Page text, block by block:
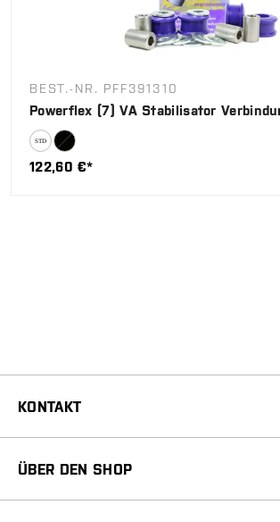
BEST.-NR. PFF391310
Powerflex (7) VA Stabilisator
122,60 €*
KONTAKT
ÜBER DEN SHOP